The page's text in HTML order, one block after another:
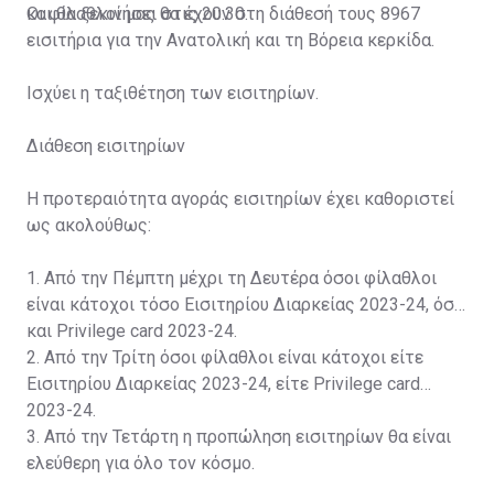
και θα ξεκινήσει στις 20:30.
Οι φίλαθλοί μας θα έχουν στη διάθεσή τους 8967
εισιτήρια για την Ανατολική και τη Βόρεια κερκίδα.
Ισχύει η ταξιθέτηση των εισιτηρίων.
Διάθεση εισιτηρίων
Η προτεραιότητα αγοράς εισιτηρίων έχει καθοριστεί
ως ακολούθως:
1. Από την Πέμπτη μέχρι τη Δευτέρα όσοι φίλαθλοι
είναι κάτοχοι τόσο Εισιτηρίου Διαρκείας 2023-24, όσο
και Privilege card 2023-24.
2. Από την Τρίτη όσοι φίλαθλοι είναι κάτοχοι είτε
Εισιτηρίου Διαρκείας 2023-24, είτε Privilege card
2023-24.
3. Από την Τετάρτη η προπώληση εισιτηρίων θα είναι
ελεύθερη για όλο τον κόσμο.